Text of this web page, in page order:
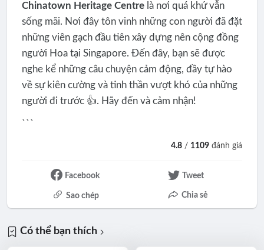
Chinatown Heritage Centrelà nơi quá khứ vẫn
sống mãi. Nơi đây tôn vinh những con người đã đặt
những viên gạch đầu tiên xây dựng nên cộng đồng
người Hoa tại Singapore. Đến đây, bạn sẽ được
nghe kể những câu chuyện cảm động, đầy tự hào
về sự kiên cường và tinh thần vượt khó của những
người đi trước 👍. Hãy đến và cảm nhận!
```
4.8 / 1109 đánh giá
Facebook Tweet
Sao chép Chia sẻ
Có thể bạn thích